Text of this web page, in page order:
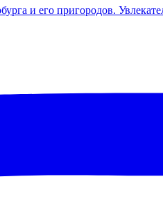
и его пригородов.